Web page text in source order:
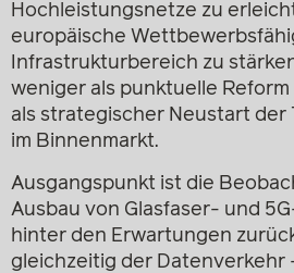
Hochleistungsnetze zu
europäische
Infrastruktur­bereich zu
weniger als punktuelle
als strategischer Neustart der
im Binnenmarkt.
Ausgangspunkt ist die
Ausbau von Glasfaser- und
hinter den Erwartungen
gleichzeitig der Datenverkehr